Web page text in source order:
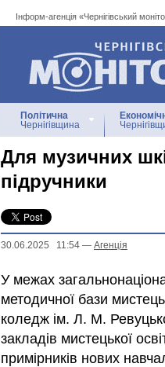
Інформ-агенція «Чернігівський
Інформ-агенція
«Чернігівський
Політична
Чернігівщина
Для музичних
підручники
30.06.2025 11:54 — Агенцiя
У межах
методичної бази
коледж ім. Л. М.
закладів мистецької
примірників нових